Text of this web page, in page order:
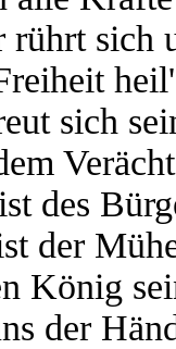
rührt sich
sich
des
der
König
der